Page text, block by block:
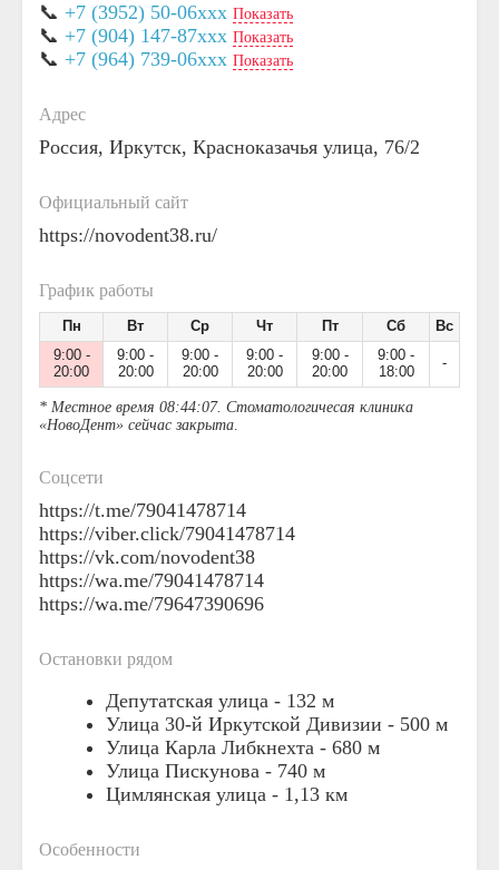
📞 +7 (3952) 50-06xxx Показать
📞 +7 (904) 147-87xxx Показать
📞 +7 (964) 739-06xxx Показать
Адрес
Россия, Иркутск, Красноказачья улица, 76/2
Официальный сайт
https://novodent38.ru/
График работы
Пн Вт Ср Чт Пт Сб
Вс
9:00 -
20:00
9:00 -
20:00
9:00 -
20:00
9:00 -
20:00
9:00 -
20:00
9:00 -
18:00
-
* Местное время 08:44:07. Стоматологичесая клиника
«НовоДент» сейчас закрыта.
Соцсети
https://t.me/79041478714
https://viber.click/79041478714
https://vk.com/novodent38
https://wa.me/79041478714
https://wa.me/79647390696
Остановки рядом
Депутатская улица - 132 м
Улица 30-й Иркутской Дивизии - 500 м
Улица Карла Либкнехта - 680 м
Улица Пискунова - 740 м
Цимлянская улица - 1,13 км
Особенности